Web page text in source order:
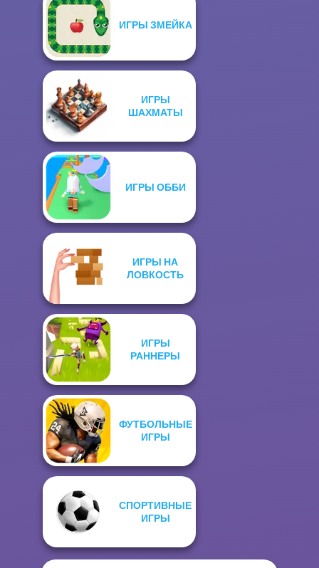
ИГРЫ ЗМЕЙКА
ИГРЫ
ШАХМАТЫ
ИГРЫ ОББИ
ИГРЫ НА
ЛОВКОСТЬ
ИГРЫ
РАННЕРЫ
ФУТБОЛЬНЫЕ
ИГРЫ
СПОРТИВНЫЕ
ИГРЫ